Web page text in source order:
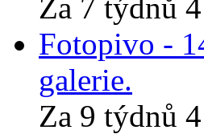
Za 7 týdnů
Fotopivo -
galerie.
Za 9 týdnů